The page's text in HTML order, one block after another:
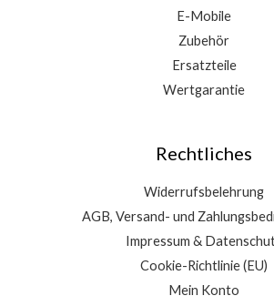
E-Mobile
Zubehör
Ersatzteile
Wertgarantie
Rechtliches
Widerrufsbelehrung
AGB, Versand- und
Impressum &
Cookie-Richtlinie (EU)
Mein Konto